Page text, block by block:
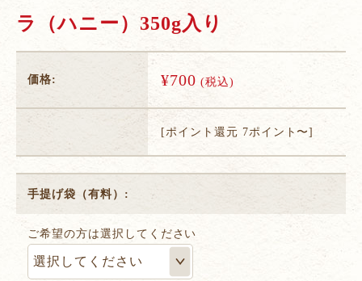
ラ（ハニー）350g入り
価格: ¥700 (税込)
[ポイント還元 7ポイント〜]
手提げ袋（有料）:
ご希望の方は選択してください